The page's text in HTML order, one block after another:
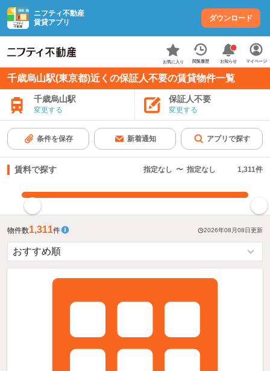
ニフティ不動産
賃貸アプリ
ダウンロード
お気に入り 閲覧履歴 お知らせ マイページ
千歳烏山駅(東京都)近くの保証人不要の賃貸物件一覧
千歳烏山駅
変更する
保証人不要
変更する
条件を保存 新着通知 アプリで探す
賃料で探す 指定なし 〜 指定なし 1,311件
物件数1,311件 2026年08月08日更新